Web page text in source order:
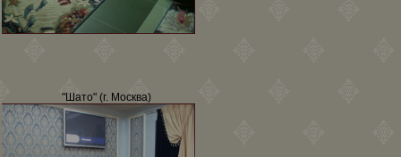
"Шато" (г. Москва)